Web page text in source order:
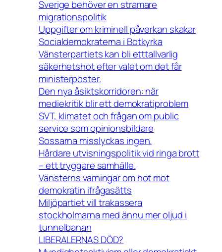
Sverige behöver en stramare
migrationspolitik
Uppgifter om kriminell påverkan skakar
Socialdemokraterna i Botkyrka
Vänsterpartiets kan bli etttallvarlig
säkerhetshot efter valet om det får
ministerposter.
Den nya åsiktskorridoren: när
mediekritik blir ett demokratiproblem
SVT, klimatet och frågan om public
service som opinionsbildare
Sossarna misslyckas ingen.
Hårdare utvisningspolitik vid ringa brott
– ett tryggare samhälle.
Vänsterns varningar om hot mot
demokratin ifrågasätts
Miljöpartiet vill trakassera
stockholmarna med ännu mer oljud i
tunnelbanan
LIBERALERNAS DÖD?